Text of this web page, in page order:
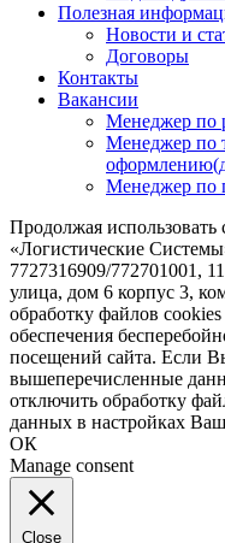
Полезная
Новости и
Договоры
Контакты
Вакансии
Менеджер по
Менеджер по
Менеджер по
Продолжая
«Логистические
7727316909/772701001,
улица, дом 6 корпус 3,
обработку файлов
обеспечения
посещений сайта. Если
вышеперечисленные
отключить обработку
данных в настройках
ОК
Manage consent
Close